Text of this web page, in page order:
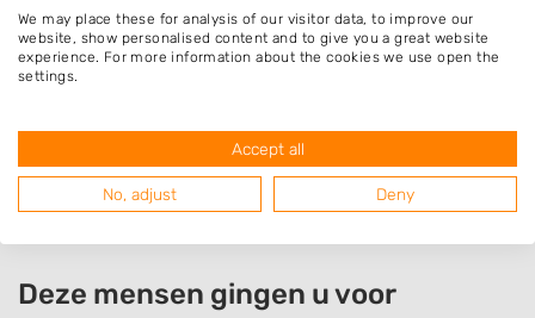
Rick Blokdijk
Sportlaan 7
Deze mensen gingen u voor
We may place these for analysis of our visitor data, to improve our
website, show personalised content and to give you a great website
experience. For more information about the cookies we use open the
settings.
Accept all
No, adjust Deny